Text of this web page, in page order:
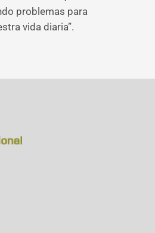
problemas para
vida diaria”.